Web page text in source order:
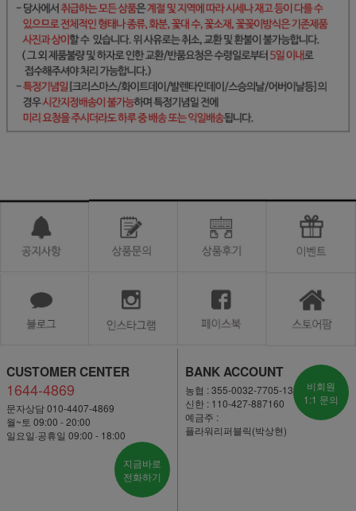
CUSTOMER CENTER
1644-4869
문자상담 010-4407-4869
월~토 09:00 - 20:00
일요일·공휴일 09:00 - 18:00
지금바로
전화하기
BANK ACCOUNT
농협 : 355-0032-7705-13
신한 : 110-427-887160
예금주 :
플라워리퍼블릭(박상현)
비회원
1:1 문의